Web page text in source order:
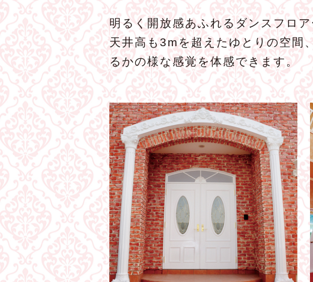
明るく開放感あふれるダンスフロ
天井高も3mを超えたゆとりの空間
るかの様な感覚を体感できます。